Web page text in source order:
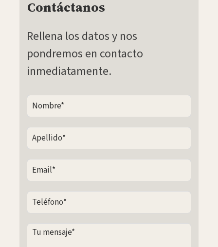
Contáctanos
Rellena los datos y nos
pondremos en contacto
inmediatamente.